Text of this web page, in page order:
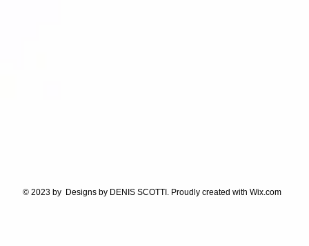
© 2023 by Designs by DENIS SCOTTI. Proudly created with Wix.com